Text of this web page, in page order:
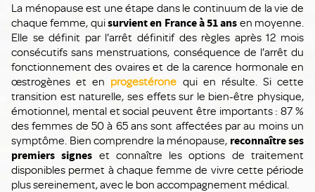
La ménopause est une étape dans le continuum de la vie de
chaque femme, quisurvient en France à 51 ans en moyenne.
Elle se définit par l'arrêt définitif des règles après 12 mois
consécutifs sans menstruations, conséquence de l'arrêt du
fonctionnement des ovaires et de la carence hormonale en
œstrogènes et en progestérone qui en résulte. Si cette
transition est naturelle, ses effets sur le bien-être physique,
émotionnel, mental et social peuvent être importants : 87 %
des femmes de 50 à 65 ans sont affectées par au moins un
symptôme. Bien comprendre la ménopause, reconnaître ses
premiers signes et connaître les options de traitement
disponibles permet à chaque femme de vivre cette période
plus sereinement, avec le bon accompagnement médical.